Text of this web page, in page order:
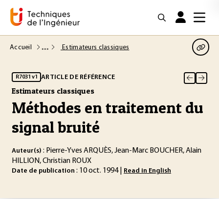
Accueil Estimateurs classiques
R7031 v1 ARTICLE DE RÉFÉRENCE
Estimateurs classiques
Méthodes en traitement du
signal bruité
Auteur(s) : Pierre-Yves ARQUÈS, Jean-Marc BOUCHER, Alain
HILLION, Christian ROUX
Date de publication : 10 oct. 1994 | Read in English